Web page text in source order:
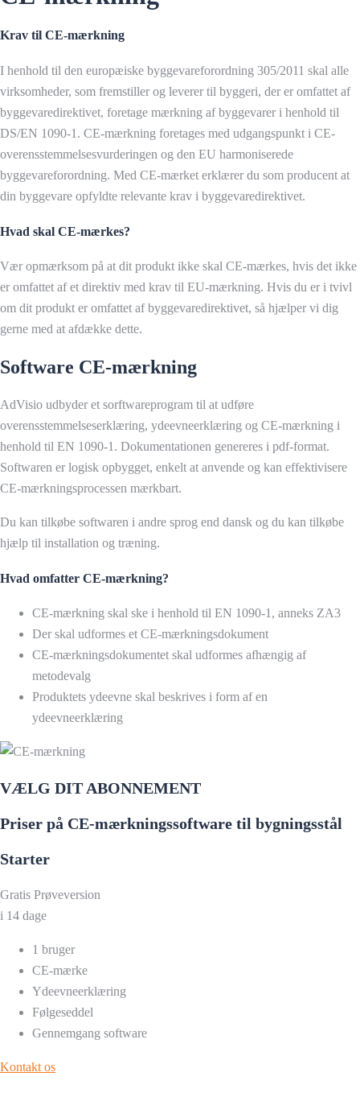
Krav til CE-mærkning
I henhold til den europæiske byggevareforordning 305/2011 skal alle
virksomheder, som fremstiller og leverer til byggeri, der er omfattet af
byggevaredirektivet, foretage mærkning af byggevarer i henhold til
DS/EN 1090-1. CE-mærkning foretages med udgangspunkt i CE-
overensstemmelsesvurderingen og den EU harmoniserede
byggevareforordning. Med CE-mærket erklærer du som producent at
din byggevare opfyldte relevante krav i byggevaredirektivet.
Hvad skal CE-mærkes?
Vær opmærksom på at dit produkt ikke skal CE-mærkes, hvis det ikke
er omfattet af et direktiv med krav til EU-mærkning. Hvis du er i tvivl
om dit produkt er omfattet af byggevaredirektivet, så hjælper vi dig
gerne med at afdække dette.
Software CE-mærkning
AdVisio udbyder et sorftwareprogram til at udføre
overensstemmelseserklæring, ydeevneerklæring og CE-mærkning i
henhold til EN 1090-1. Dokumentationen genereres i pdf-format.
Softwaren er logisk opbygget, enkelt at anvende og kan effektivisere
CE-mærkningsprocessen mærkbart.
Du kan tilkøbe softwaren i andre sprog end dansk og du kan tilkøbe
hjælp til installation og træning.
Hvad omfatter CE-mærkning?
CE-mærkning skal ske i henhold til EN 1090-1, anneks ZA3
Der skal udformes et CE-mærkningsdokument
CE-mærkningsdokumentet skal udformes afhængig af
metodevalg
Produktets ydeevne skal beskrives i form af en
ydeevneerklæring
VÆLG DIT ABONNEMENT
Priser på CE-mærkningssoftware til bygningsstål
Starter
Gratis Prøveversion
i 14 dage
1 bruger
CE-mærke
Ydeevneerklæring
Følgeseddel
Gennemgang software
Kontakt os